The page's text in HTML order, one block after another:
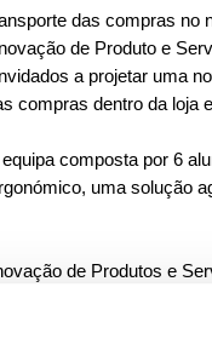
das compras no
de Produto e
a projetar uma
compras dentro da loja
composta por 6
uma solução
de Produtos e